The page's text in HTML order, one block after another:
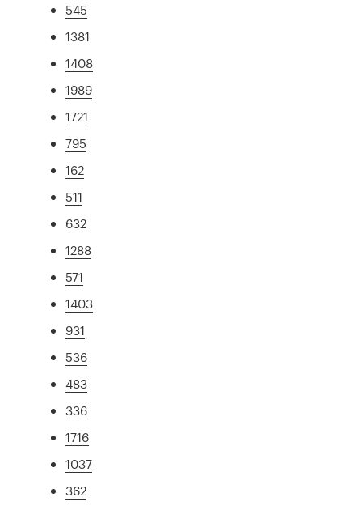
545
1381
1408
1989
1721
795
162
511
632
1288
571
1403
931
536
483
336
1716
1037
362